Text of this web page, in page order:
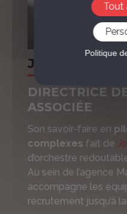
Tout
Politique
Joséphine
DIRECTRICE
ASSOCIÉE
Son savoir-faire en
complexes fait de
d’orchestre
Au sein de l’agence
accompagne les
recrutement jusqu’à